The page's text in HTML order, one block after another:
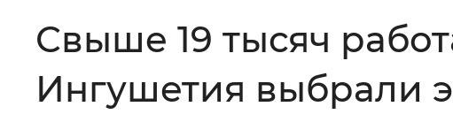
Цвет сайта Монохромный
Свыше 19 тысяч
Ингушетия выбрали